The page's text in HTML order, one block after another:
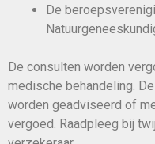
De
De consulten worden
medische behandeling.
worden geadviseerd of
vergoed. Raadpleeg bij